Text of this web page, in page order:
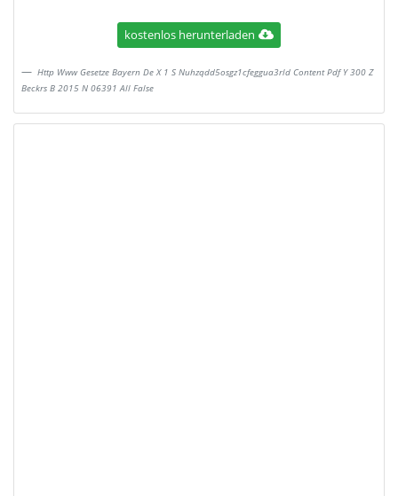
kostenlos herunterladen
Http Www Gesetze Bayern De X 1 S Nuhzqdd5osgz1cfeggua3rld Content Pdf Y 300 Z
Beckrs B 2015 N 06391 All False